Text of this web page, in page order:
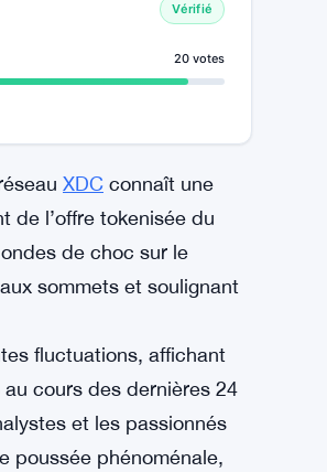
Vérifié
20 votes
XDC connaît une
de l’offre tokenisée du
de choc sur le
sommets et soulignant
fluctuations, affichant
cours des dernières 24
et les passionnés
poussée phénoménale,